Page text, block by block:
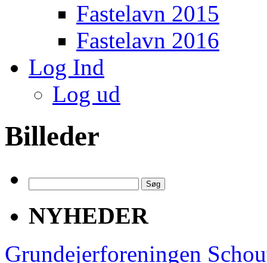
Fastelavn 2015
Fastelavn 2016
Log Ind
Log ud
Billeder
efter:
NYHEDER
Grundejerforeningen